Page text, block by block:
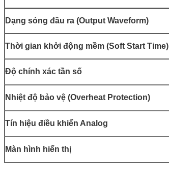
Dạng sóng đầu ra (Output Waveform)
Thời gian khởi động mềm (Soft Start Time)
Độ chính xác tần số
Nhiệt độ bảo vệ (Overheat Protection)
Tín hiệu điều khiển Analog
Màn hình hiển thị